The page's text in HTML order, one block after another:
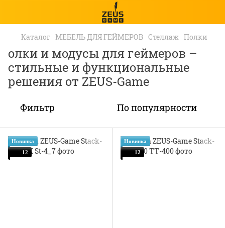
Каталог МЕБЕЛЬ ДЛЯ ГЕЙМЕРОВ Стеллаж Полки
олки и модусы для геймеров –
стильные и функциональные
решения от ZEUS-Game
Фильтр По популярности
Новинка
12
Новинка
12